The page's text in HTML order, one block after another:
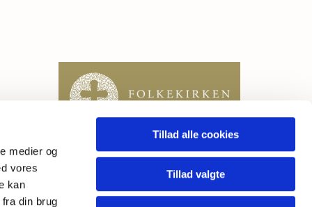
medier og
vores
kan
din brug
Tillad alle cookies
Tillad valgte